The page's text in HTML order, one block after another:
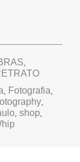
,
, Fotografia,
,
, shop,